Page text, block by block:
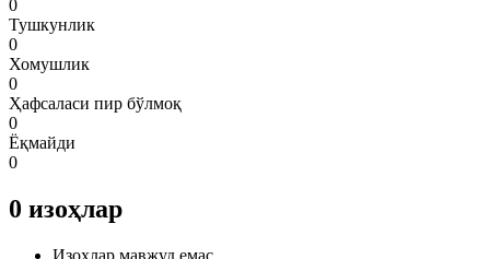
0
Тушкунлик
0
Хомушлик
0
Ҳафсаласи пир бўлмоқ
0
Ёқмайди
0
0 изоҳлар
Изоҳлар мавжуд емас